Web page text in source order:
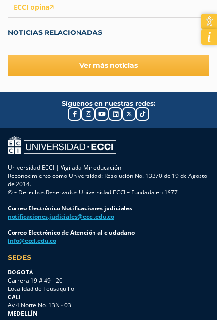
ECCI opina
NOTICIAS RELACIONADAS
Ver más noticias
Síguenos en nuestras redes:
Universidad ECCI | Vigilada Mineducación
Reconocimiento como Universidad: Resolución No. 13370 de 19 de Agosto
de 2014.
© – Derechos Reservados Universidad ECCI – Fundada en 1977
Correo Electrónico Notificaciones judiciales
notificaciones.judiciales@ecci.edu.co
Correo Electrónico de Atención al ciudadano
info@ecci.edu.co
SEDES
BOGOTÁ
Carrera 19 # 49 - 20
Localidad de Teusaquillo
CALI
Av 4 Norte No. 13N - 03
MEDELLÍN